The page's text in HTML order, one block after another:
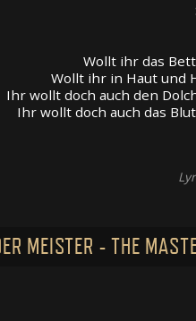
Wollt ihr das
Wollt ihr in Haut und
Ihr wollt doch auch den
Ihr wollt doch auch das
MEISTER - THE